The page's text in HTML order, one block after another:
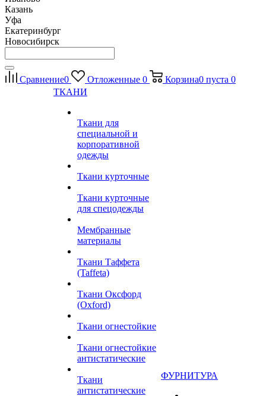
Казань
Уфа
Екатеринбург
Новосибирск
Сравнение0 Отложенные 0 Корзина0 пуста 0
ТКАНИ
Ткани для
специальной и
корпоративной
одежды
Ткани курточные
Ткани курточные
для спецодежды
Мембранные
материалы
Ткани Таффета
(Taffeta)
Ткани Оксфорд
(Oxford)
Ткани огнестойкие
Ткани огнестойкие
антистатические
Ткани
антистатические
ФУРНИТУРА